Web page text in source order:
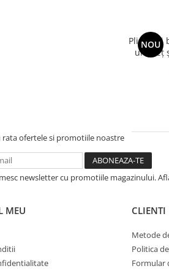
NOU
Plic bani
ursuleț
rata ofertele si promotiile noastre
newsletter cu promotiile magazinului.
MEU CLIENTI
Metode
Politica
Formular